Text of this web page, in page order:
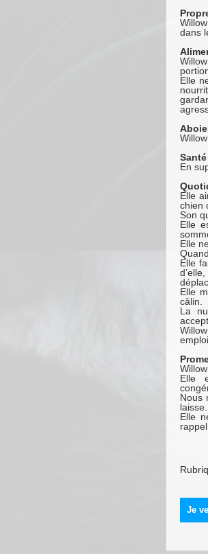
dans
Elle
Santé
En
Elle
chien
Son
Elle
Elle
Elle
Elle
câlin.
La
Elle
Nous
laisse.
Elle
Je